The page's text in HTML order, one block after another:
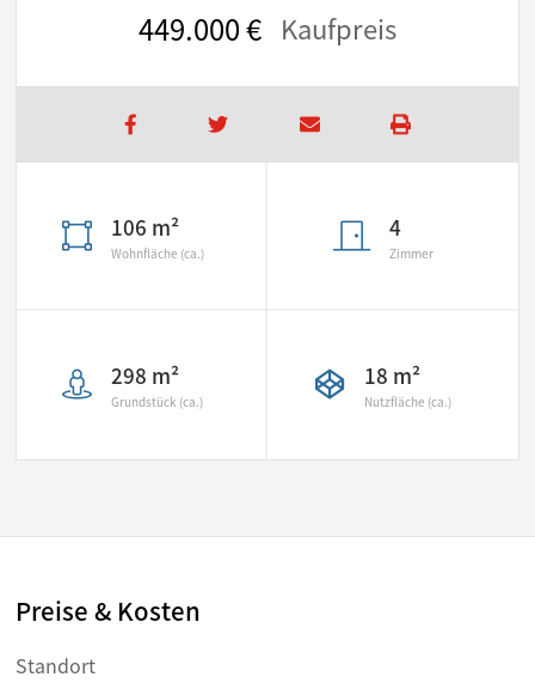
449.000 € Kaufpreis
106 m²
Wohnfläche (ca.)
4
Zimmer
298 m²
Grundstück (ca.)
18 m²
Nutzfläche (ca.)
Preise & Kosten
Standort